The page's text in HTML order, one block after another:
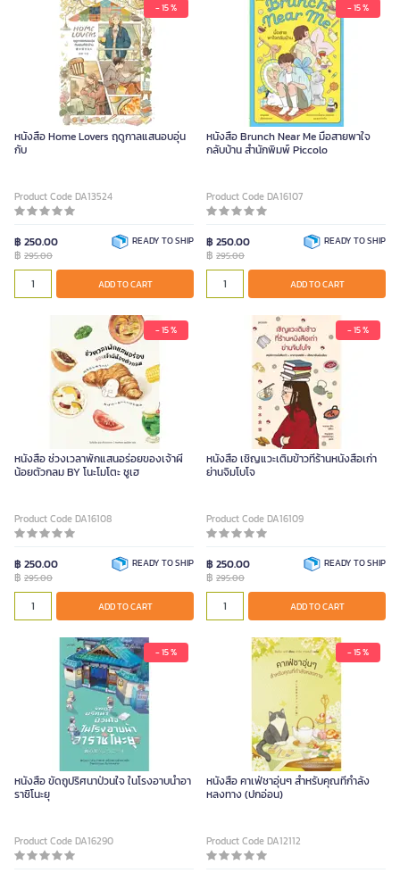
- 15 %
หนังสือ Home Lovers ฤดูกาลแสนอบอุ่น
กับ
Product Code DA13524
฿ 250.00
฿ 295.00
READY TO SHIP
ADD TO CART
- 15 %
หนังสือ Brunch Near Me มื้อสายพาใจ
กลับบ้าน สำนักพิมพ์ Piccolo
Product Code DA16107
฿ 250.00
฿ 295.00
READY TO SHIP
ADD TO CART
- 15 %
หนังสือ ช่วงเวลาพักแสนอร่อยของเจ้าผี
น้อยตัวกลม BY โนะโมโตะ ชูเฮ
Product Code DA16108
฿ 250.00
฿ 295.00
READY TO SHIP
ADD TO CART
- 15 %
หนังสือ เชิญแวะเติมข้าวที่ร้านหนังสือเก่า
ย่านจิมโบโจ
Product Code DA16109
฿ 250.00
฿ 295.00
READY TO SHIP
ADD TO CART
- 15 %
หนังสือ ขัดถูปริศนาป่วนใจ ในโรงอาบน้ำอา
ราชิโนะยุ
Product Code DA16290
- 15 %
หนังสือ คาเฟ่ชาอุ่นๆ สำหรับคุณที่กำลัง
หลงทาง (ปกอ่อน)
Product Code DA12112